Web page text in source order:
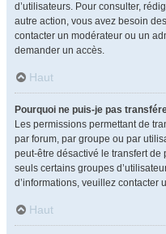
d’utilisateurs. Pour consulter,
autre action, vous avez besoin
contacter un modérateur ou un
demander un accès.
Haut
Pourquoi ne puis-je pas
Les permissions permettant de
par forum, par groupe ou par
peut-être désactivé le transfert
seuls certains groupes
d’informations, veuillez contacter
Haut